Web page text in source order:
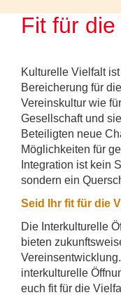
Fit für
Kulturelle Vielfalt
Bereicherung für die
Vereinskultur wie
Gesellschaft und
Beteiligten neue
Möglichkeiten für
Integration ist kein
sondern ein
Seid Ihr fit für die
Die Interkulturelle
bieten
interkulturelle
euch fit für die